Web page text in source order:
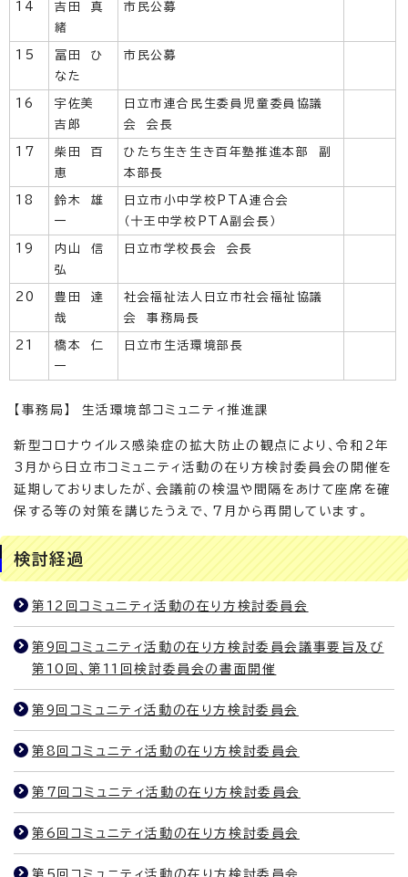
14
吉田 真
緒
市民公募
15
冨田 ひ
なた
市民公募
16
宇佐美
吉郎
日立市連合民生委員児童委員協議
会 会長
17
柴田 百
恵
ひたち生き生き百年塾推進本部 副
本部長
18
鈴木 雄
一
日立市小中学校PTA連合会
（十王中学校PTA副会長）
19
内山 信
弘
日立市学校長会 会長
20
豊田 達
哉
社会福祉法人日立市社会福祉協議
会 事務局長
21
橋本 仁
一
日立市生活環境部長
【事務局】 生活環境部コミュニティ推進課
新型コロナウイルス感染症の拡大防止の観点により、令和2年
3月から日立市コミュニティ活動の在り方検討委員会の開催を
延期しておりましたが、会議前の検温や間隔をあけて座席を確
保する等の対策を講じたうえで、7月から再開しています。
検討経過
第12回コミュニティ活動の在り方検討委員会
第9回コミュニティ活動の在り方検討委員会議事要旨及び
第10回、第11回検討委員会の書面開催
第9回コミュニティ活動の在り方検討委員会
第8回コミュニティ活動の在り方検討委員会
第7回コミュニティ活動の在り方検討委員会
第6回コミュニティ活動の在り方検討委員会
第5回コミュニティ活動の在り方検討委員会